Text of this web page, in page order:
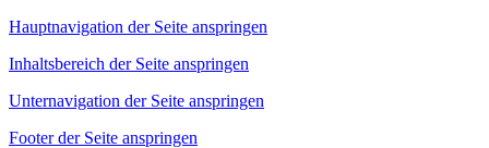
Hauptnavigation der Seite anspringen
Inhaltsbereich der Seite anspringen
Unternavigation der Seite anspringen
Footer der Seite anspringen